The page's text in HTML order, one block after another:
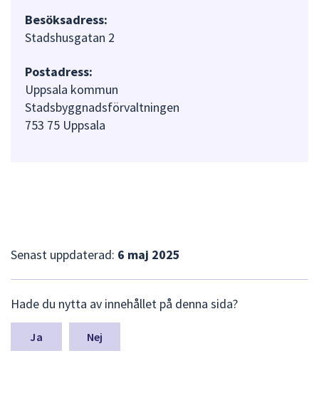
Besöksadress:
Stadshusgatan 2
Postadress:
Uppsala kommun
Stadsbyggnadsförvaltningen
753 75 Uppsala
Senast uppdaterad: 6 maj 2025
ä
m
a
Hade du nytta av innehållet på denna sida?
Nej